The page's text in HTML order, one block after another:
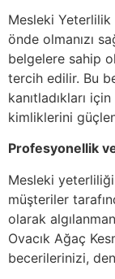
Mesleki
önde olmanızı
belgelere sahip
tercih edilir. Bu
kanıtladıkları
kimliklerini
Profesyonellik
Mesleki
müşteriler
olarak
Ovacık Ağaç
becerilerinizi,